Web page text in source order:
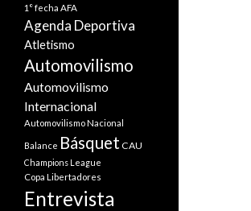
1° fecha AFA
Agenda Deportiva
Atletismo
Automovilismo
Automovilismo
Internacional
Automovilismo Nacional
Balance Básquet CAU
Champions League
Copa Libertadores
Entrevista